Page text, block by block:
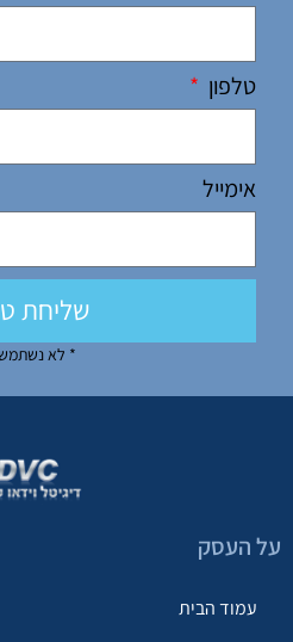
טלפון
אימייל
שליחת
* לא נשתמש
על העסק
עמוד הבית